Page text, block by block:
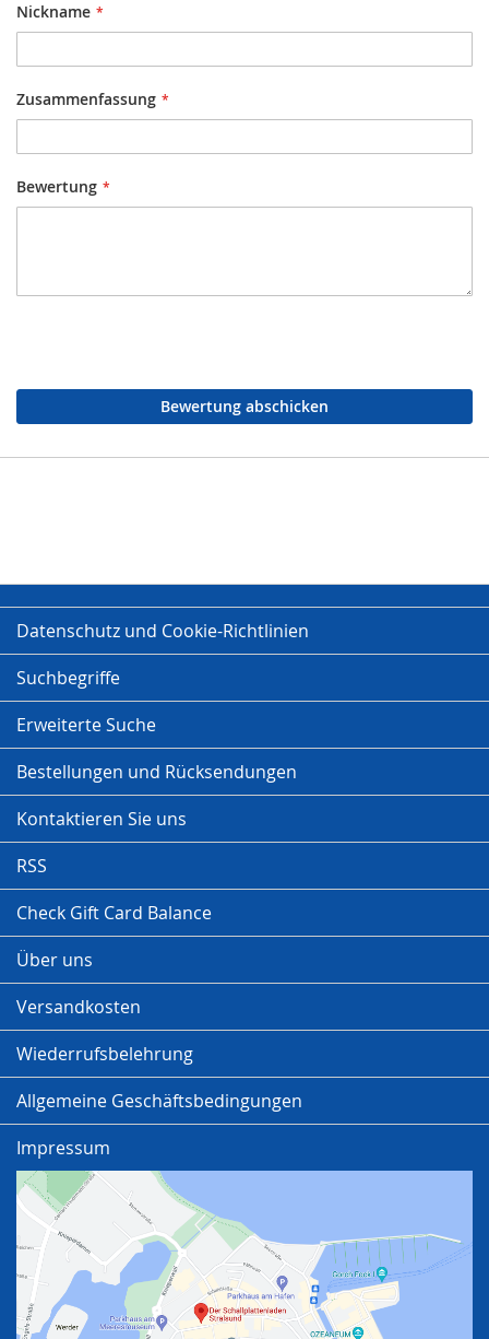
Nickname
Zusammenfassung
Bewertung
Bewertung abschicken
Datenschutz und Cookie-Richtlinien
Suchbegriffe
Erweiterte Suche
Bestellungen und Rücksendungen
Kontaktieren Sie uns
RSS
Check Gift Card Balance
Über uns
Versandkosten
Wiederrufsbelehrung
Allgemeine Geschäftsbedingungen
Impressum